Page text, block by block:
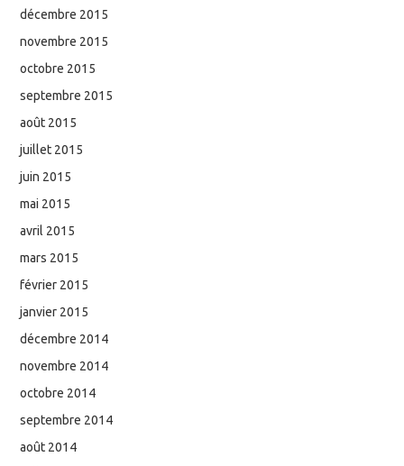
décembre 2015
novembre 2015
octobre 2015
septembre 2015
août 2015
juillet 2015
juin 2015
mai 2015
avril 2015
mars 2015
février 2015
janvier 2015
décembre 2014
novembre 2014
octobre 2014
septembre 2014
août 2014